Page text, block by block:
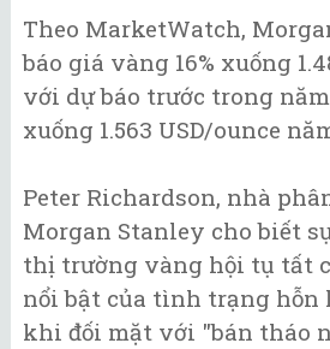
Theo MarketWatch,
báo giá vàng 16% xuống
với dự báo trước trong năm
xuống 1.563 USD/ounce
Peter Richardson, nhà
Morgan Stanley cho biết
thị trường vàng hội tụ tất
nổi bật của tình trạng hỗn
khi đối mặt với "bán tháo